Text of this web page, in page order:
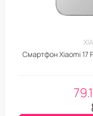
Смартфон Xiaomi 17